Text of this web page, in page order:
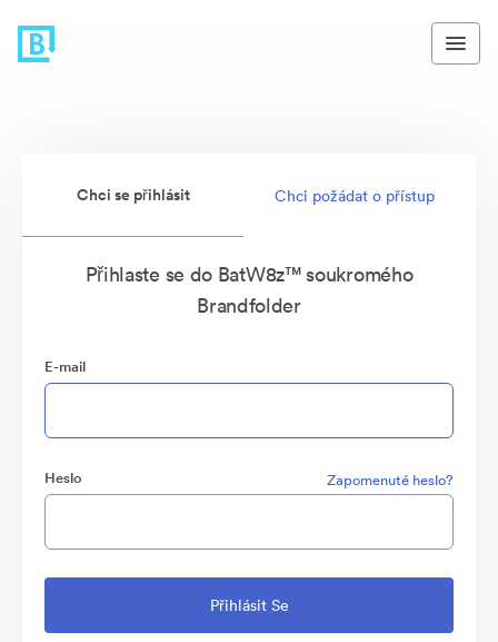
Chci se přihlásit Chci požádat o přístup
Přihlaste se do BatW8z™ soukromého
Brandfolder
E-mail
Heslo Zapomenuté heslo?